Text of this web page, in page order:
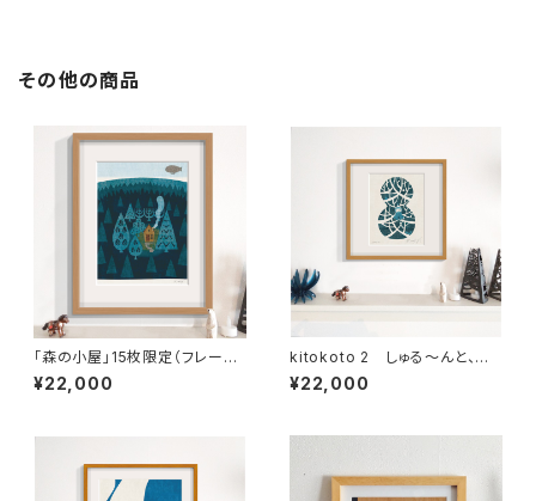
その他の商品
「森の小屋」15枚限定（フレーム・
サイン・エディションNO.付）
¥22,000
kitokoto 2 しゅる〜んと、か
ぜがふいている
¥22,000